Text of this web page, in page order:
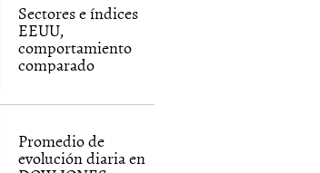
Sectores e índices
EEUU,
comportamiento
comparado
Promedio de
evolución diaria en